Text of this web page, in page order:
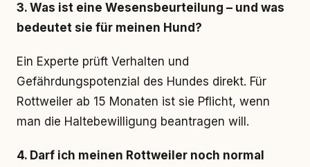
3. Was ist eine Wesensbeurteilung – und was
bedeutet sie für meinen Hund?
Ein Experte prüft Verhalten und
Gefährdungspotenzial des Hundes direkt. Für
Rottweiler ab 15 Monaten ist sie Pflicht, wenn
man die Haltebewilligung beantragen will.
4. Darf ich meinen Rottweiler noch normal